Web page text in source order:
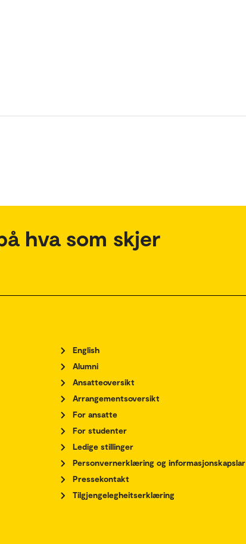
hva som skjer
English
Alumni
Ansatteoversikt
Arrangementsoversikt
For ansatte
For studenter
Ledige stillinger
Personvernerklæring og informasjonskapslar
Pressekontakt
Tilgjengelegheitserklæring